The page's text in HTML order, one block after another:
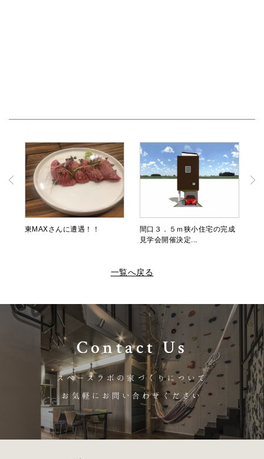
東MAXさんに遭遇！！
間口３．５ｍ狭小住宅の完成
見学会開催決定...
一覧へ戻る
Contact Us
スペースラボの家づくりについて
お気軽にお問い合わせください